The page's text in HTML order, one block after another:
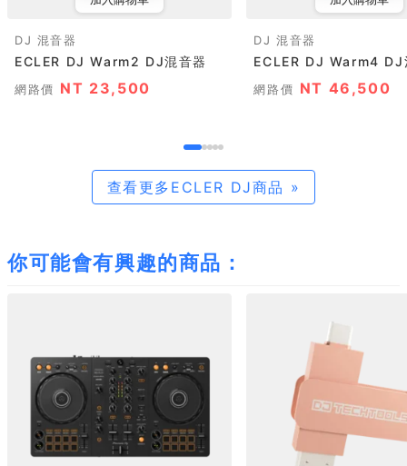
DJ 混音器
ECLER DJ Warm2 DJ混音器
網路價 NT 23,500
DJ 混音器
ECLER DJ Warm4 DJ
網路價 NT 46,500
查看更多ECLER DJ商品 »
你可能會有興趣的商品：